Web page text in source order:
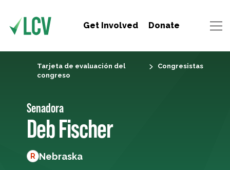
Get Involved Donate
Tarjeta de evaluación del
congreso
Congresistas
Senadora
Deb Fischer
R Nebraska